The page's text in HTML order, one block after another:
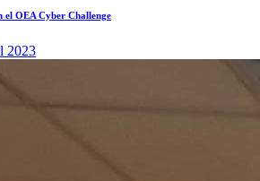
el OEA Cyber Challenge
2023